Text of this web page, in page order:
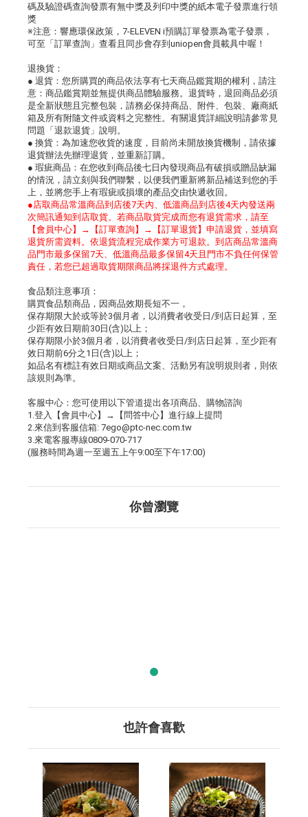
碼及驗證碼查詢發票有無中獎及列印中獎的紙本電子發票進行領
獎
※注意：響應環保政策，7-ELEVEN i預購訂單發票為電子發票，
可至「訂單查詢」查看且同步會存到uniopen會員載具中喔！
退換貨：
● 退貨：您所購買的商品依法享有七天商品鑑賞期的權利，請注
意：商品鑑賞期並無提供商品體驗服務。退貨時，退回商品必須
是全新狀態且完整包裝，請務必保持商品、附件、包裝、廠商紙
箱及所有附隨文件或資料之完整性。有關退貨詳細說明請參常見
問題「退款退貨」說明。
● 換貨：為加速您收貨的速度，目前尚未開放換貨機制，請依據
退貨辦法先辦理退貨，並重新訂購。
● 瑕疵商品：在您收到商品後七日內發現商品有破損或贈品缺漏
的情況，請立刻與我們聯繫，以便我們重新將新品補送到您的手
上，並將您手上有瑕疵或損壞的產品交由快遞收回。
●店取商品常溫商品到店後7天內、低溫商品到店後4天內發送兩
次簡訊通知到店取貨。若商品取貨完成而您有退貨需求，請至
【會員中心】→【訂單查詢】→【訂單退貨】申請退貨，並填寫
退貨所需資料。依退貨流程完成作業方可退款。到店商品常溫商
品門市最多保留7天、低溫商品最多保留4天且門市不負任何保管
責任，若您已超過取貨期限商品將採退件方式處理。
食品類注意事項：
購買食品類商品，因商品效期長短不一，
保存期限大於或等於3個月者，以消費者收受日/到店日起算，至
少距有效日期前30日(含)以上；
保存期限小於3個月者，以消費者收受日/到店日起算，至少距有
效日期前6分之1日(含)以上；
如品名有標註有效日期或商品文案、活動另有說明規則者，則依
該規則為準。
客服中心：您可使用以下管道提出各項商品、購物諮詢
1.登入【會員中心】→【問答中心】進行線上提問
2.來信到客服信箱: 7ego@ptc-nec.com.tw
3.來電客服專線0809-070-717
(服務時間為週一至週五上午9:00至下午17:00)
你曾瀏覽
也許會喜歡